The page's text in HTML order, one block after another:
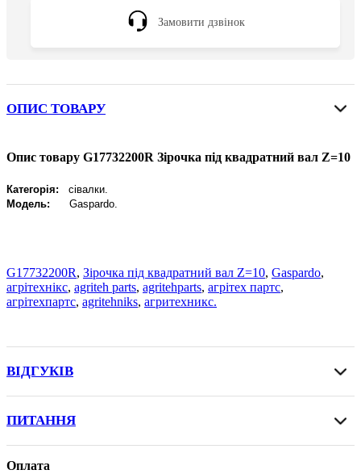
Замовити дзвінок
ОПИС ТОВАРУ
Опис товару G17732200R Зірочка під квадратний вал Z=10
Категорія: сівалки.
Модель: Gaspardo.
G17732200R, Зірочка під квадратний вал Z=10, Gaspardo,
агрітехнікс, agriteh parts, agritehparts, агрітех партс,
агрітехпартс, agritehniks, агритехникс.
ВІДГУКІВ
ПИТАННЯ
Оплата